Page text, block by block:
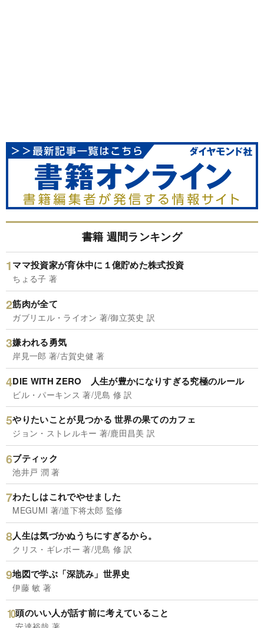
書籍 週間ランキング
ママ投資家が育休中に１億貯めた株式投資
ちょる子 著
筋肉が全て
ガブリエル・ライオン 著/御立英史 訳
嫌われる勇気
岸見一郎 著/古賀史健 著
DIE WITH ZERO 人生が豊かになりすぎる究極のルール
ビル・パーキンス 著/児島 修 訳
やりたいことが見つかる 世界の果てのカフェ
ジョン・ストレルキー 著/鹿田昌美 訳
ブティック
池井戸 潤 著
わたしはこれでやせました
MEGUMI 著/道下将太郎 監修
人生は気づかぬうちにすぎるから。
クリス・ギレボー 著/児島 修 訳
地図で学ぶ「深読み」世界史
伊藤 敏 著
頭のいい人が話す前に考えていること